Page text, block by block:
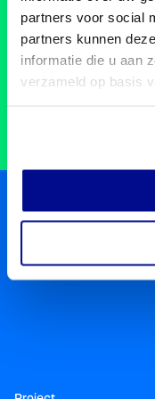
partners voor social
partners kunnen
informatie die u aan
verzameld op basis
Weggegumd